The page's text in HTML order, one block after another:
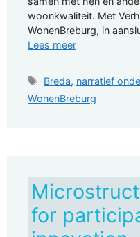
woonkwaliteit. Met
WonenBreburg, in
Lees meer
Tags
Breda, narratief
WonenBreburg
for